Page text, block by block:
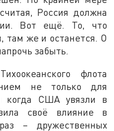
Россия должна
Вот ещё. То, что
там же и останется. О
забыть.
флота
не только для
когда США увязли в
своё влияние в
– дружественных